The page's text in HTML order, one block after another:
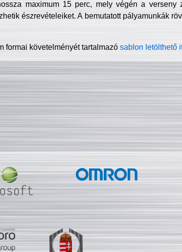
maximum 15 perc, mely végén a
észrevételeiket. A bemutatott pályamunkák
formai követelményét tartalmazósablon letölthető